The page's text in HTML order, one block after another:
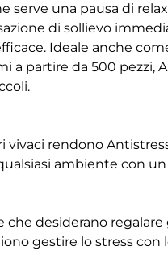
serve una pausa di
di sollievo
Ideale anche
a partire da 500 pezzi,
vivaci rendono
ambiente con
desiderano
gestire lo stress con